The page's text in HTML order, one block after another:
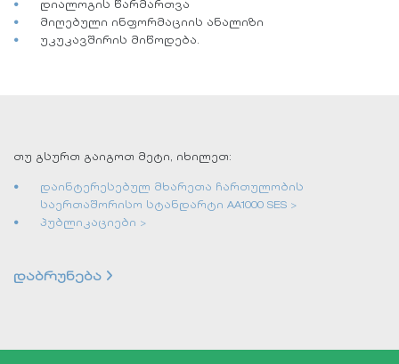
დიალოგის წარმართვა
მიღებული ინფორმაციის ანალიზი
უკუკავშირის მიწოდება.
თუ გსურთ გაიგოთ მეტი, იხილეთ:
დაინტერესებულ მხარეთა ჩართულობის
საერთაშორისო სტანდარტი AA1000 SES >
პუბლიკაციები >
დაბრუნება